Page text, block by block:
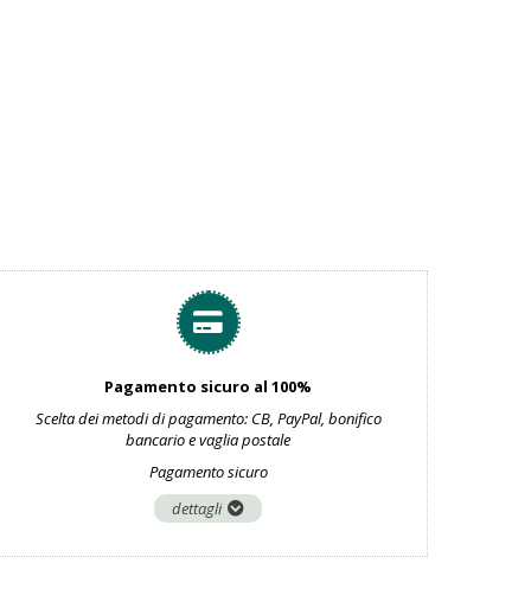
Pagamento sicuro al 100%
Scelta dei metodi di pagamento: CB, PayPal, bonifico
bancario e vaglia postale
Pagamento sicuro
dettagli